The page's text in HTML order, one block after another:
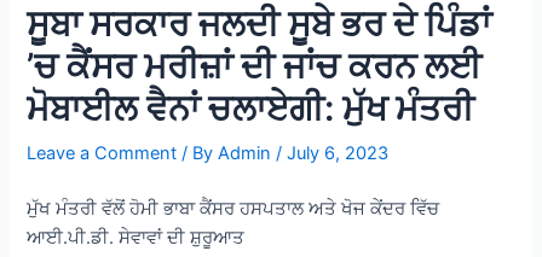
ਸੂਬਾ ਸਰਕਾਰ ਜਲਦੀ ਸੂਬੇ ਭਰ ਦੇ ਪਿੰਡਾਂ
’ਚ ਕੈਂਸਰ ਮਰੀਜ਼ਾਂ ਦੀ ਜਾਂਚ ਕਰਨ ਲਈ
ਮੋਬਾਈਲ ਵੈਨਾਂ ਚਲਾਏਗੀ: ਮੁੱਖ ਮੰਤਰੀ
Leave a Comment / ByAdmin/July 6, 2023
ਮੁੱਖ ਮੰਤਰੀ ਵੱਲੋਂ ਹੋਮੀ ਭਾਬਾ ਕੈਂਸਰ ਹਸਪਤਾਲ ਅਤੇ ਖੋਜ ਕੇਂਦਰ ਵਿੱਚ
ਆਈ.ਪੀ.ਡੀ. ਸੇਵਾਵਾਂ ਦੀ ਸ਼ੁਰੂਆਤ